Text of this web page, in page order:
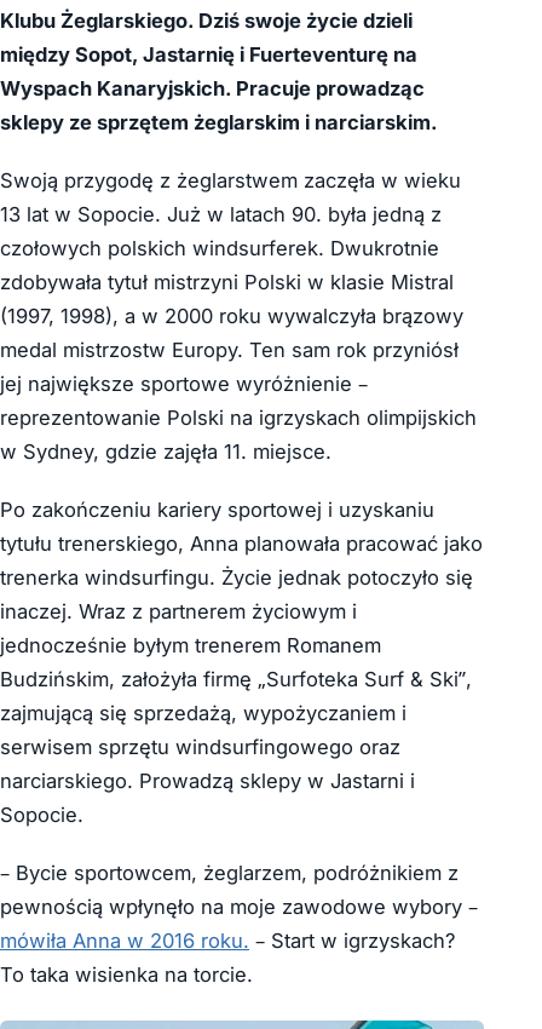
Klubu Żeglarskiego. Dziś swoje życie dzieli
między Sopot, Jastarnię i Fuerteventurę na
Wyspach Kanaryjskich. Pracuje prowadząc
sklepy ze sprzętem żeglarskim i narciarskim.
Swoją przygodę z żeglarstwem zaczęła w wieku
13 lat w Sopocie. Już w latach 90. była jedną z
czołowych polskich windsurferek. Dwukrotnie
zdobywała tytuł mistrzyni Polski w klasie Mistral
(1997, 1998), a w 2000 roku wywalczyła brązowy
medal mistrzostw Europy. Ten sam rok przyniósł
jej największe sportowe wyróżnienie –
reprezentowanie Polski na igrzyskach olimpijskich
w Sydney, gdzie zajęła 11. miejsce.
Po zakończeniu kariery sportowej i uzyskaniu
tytułu trenerskiego, Anna planowała pracować jako
trenerka windsurfingu. Życie jednak potoczyło się
inaczej. Wraz z partnerem życiowym i
jednocześnie byłym trenerem Romanem
Budzińskim, założyła firmę „Surfoteka Surf & Ski”,
zajmującą się sprzedażą, wypożyczaniem i
serwisem sprzętu windsurfingowego oraz
narciarskiego. Prowadzą sklepy w Jastarni i
Sopocie.
– Bycie sportowcem, żeglarzem, podróżnikiem z
pewnością wpłynęło na moje zawodowe wybory –
mówiła Anna w 2016 roku. – Start w igrzyskach?
To taka wisienka na torcie.